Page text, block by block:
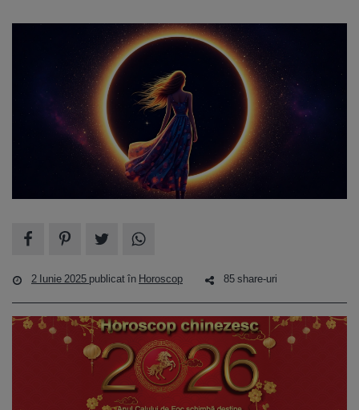
2 Iunie 2025 publicat în Horoscop 85 share-uri